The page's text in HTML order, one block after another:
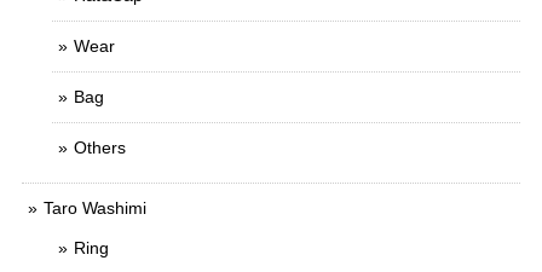
Wear
Bag
Others
Taro Washimi
Ring